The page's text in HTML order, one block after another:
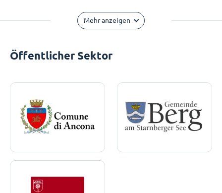
Mehr anzeigen
Öffentlicher Sektor